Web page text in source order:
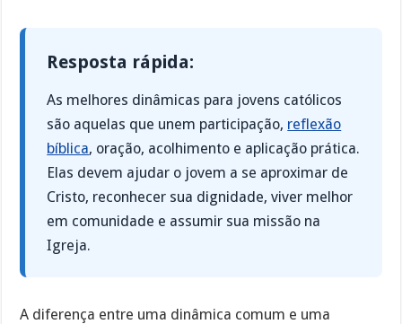
Resposta rápida:
As melhores dinâmicas para jovens católicos
são aquelas que unem participação, reflexão
bíblica, oração, acolhimento e aplicação prática.
Elas devem ajudar o jovem a se aproximar de
Cristo, reconhecer sua dignidade, viver melhor
em comunidade e assumir sua missão na
Igreja.
A diferença entre uma dinâmica comum e uma